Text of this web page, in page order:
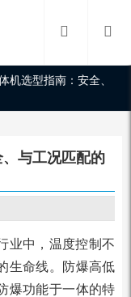
机选型指南：安全、
与工况匹配的
业中，温度控制不
生命线。防爆高低
爆功能于一体的特